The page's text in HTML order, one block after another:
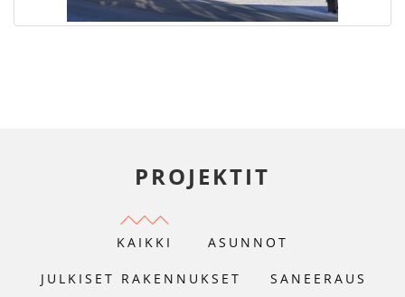
PROJEKTIT
KAIKKI ASUNNOT
JULKISET RAKENNUKSET SANEERAUS